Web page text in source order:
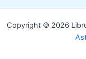
Copyright © 2026